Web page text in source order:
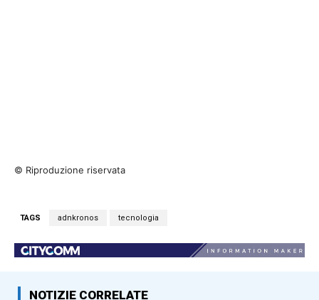
© Riproduzione riservata
TAGS adnkronos tecnologia
NOTIZIE CORRELATE